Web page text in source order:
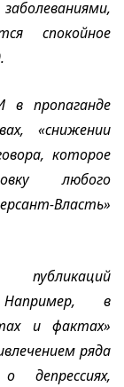
спокойное
в пропаганде
«снижении
которое
любого
Власть»
Например, в
и фактах»
ряда
депрессиях,